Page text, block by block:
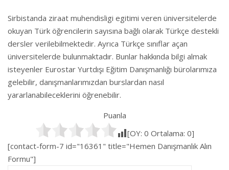
Sirbistanda ziraat muhendisligi egitimi veren üniversitelerde
okuyan Türk öğrencilerin sayısına bağlı olarak Türkçe destekli
dersler verilebilmektedir. Ayrıca Türkçe sınıflar açan
üniversitelerde bulunmaktadır. Bunlar hakkında bilgi almak
isteyenler Eurostar Yurtdışı Eğitim Danışmanlığı bürolarımıza
gelebilir, danışmanlarımızdan burslardan nasıl
yararlanabileceklerini öğrenebilir.
Puanla
[OY: 0 Ortalama: 0]
[contact-form-7 id="16361" title="Hemen Danışmanlık Alın
Formu"]